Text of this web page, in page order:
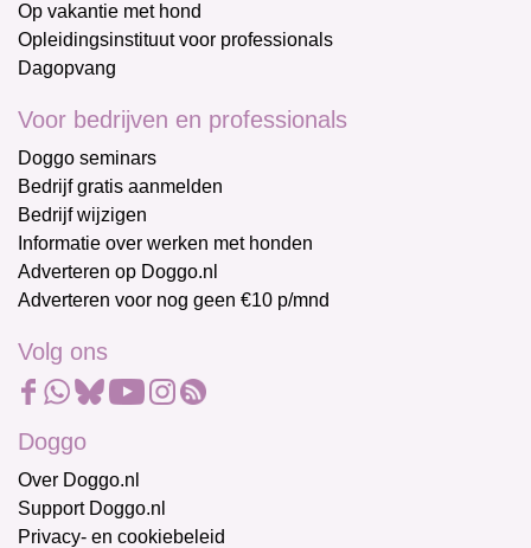
Op vakantie met hond
Opleidingsinstituut voor professionals
Dagopvang
Voor bedrijven en professionals
Doggo seminars
Bedrijf gratis aanmelden
Bedrijf wijzigen
Informatie over werken met honden
Adverteren op Doggo.nl
Adverteren voor nog geen €10 p/mnd
Volg ons
Doggo
Over Doggo.nl
Support Doggo.nl
Privacy- en cookiebeleid